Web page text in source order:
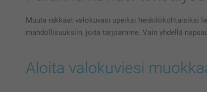
Muuta rakkaat valokuvasi upeiksi henkilökohtaisiksi
mahdollisuuksiin, joita tarjoamme. Vain yhdellä
Aloita valokuviesi